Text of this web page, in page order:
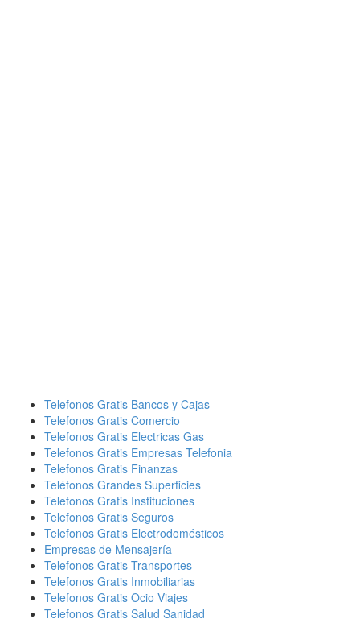
Telefonos Gratis Bancos y Cajas
Telefonos Gratis Comercio
Telefonos Gratis Electricas Gas
Telefonos Gratis Empresas Telefonia
Telefonos Gratis Finanzas
Teléfonos Grandes Superficies
Telefonos Gratis Instituciones
Telefonos Gratis Seguros
Telefonos Gratis Electrodomésticos
Empresas de Mensajería
Telefonos Gratis Transportes
Telefonos Gratis Inmobiliarias
Telefonos Gratis Ocio Viajes
Telefonos Gratis Salud Sanidad